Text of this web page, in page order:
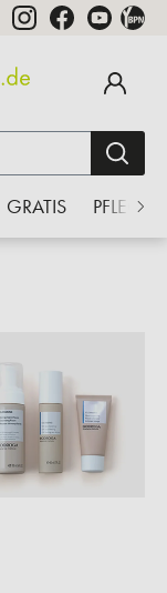
GRATIS PFLEGE